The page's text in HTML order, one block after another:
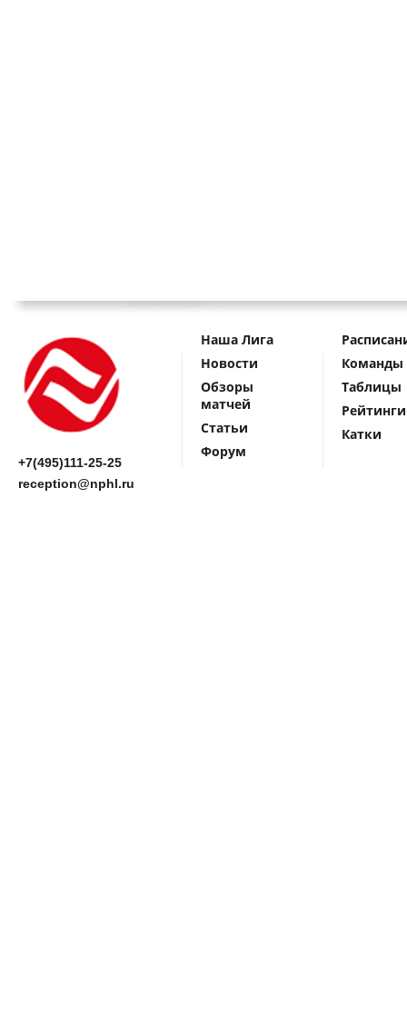
+7(495)111-25-25
reception@nphl.ru
Наша Лига
Новости
Обзоры
матчей
Статьи
Форум
Команды
Таблицы
Рейтинги
Катки